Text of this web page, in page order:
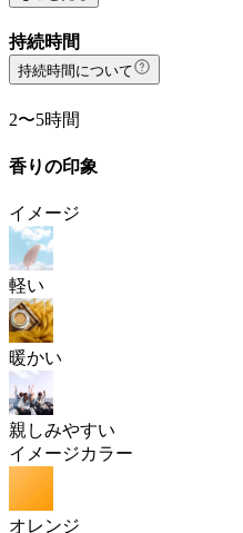
持続時間
持続時間について
2〜5時間
香りの印象
イメージ
軽い
暖かい
親しみやすい
イメージカラー
オレンジ